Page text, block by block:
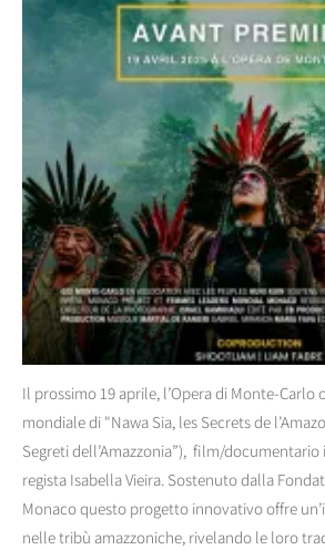
Il prossimo 19 aprile, l’Opera di Monte-Carlo
mondiale di "Nawa Sia, les Secrets de
Segreti dell’Amazzonia”), film/
regista Isabella Vieira. Sostenuto dalla
Monaco questo progetto innovativo offre
nelle tribù amazzoniche, rivelando le loro